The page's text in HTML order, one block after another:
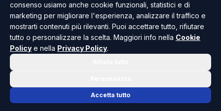
di assistenza. È lo scenario che il nuovo decreto
legislativo sul lavoro tramite piattaforme digitali
vuole rendere illegittimo. Il Consiglio dei Ministri
ha dato il via libera preliminare, nella seduta del
2024/2831 sul miglioramento delle condizioni di
consenso usiamo anche cookie funzionali, statistici e di
marketing per migliorare l'esperienza, analizzare il traffico e
mostrarti contenuti più rilevanti. Puoi accettare tutto, rifiutare
tutto o personalizzare la scelta. Maggiori info nella Cookie
Policy e nella Privacy Policy.
Accetta tutto